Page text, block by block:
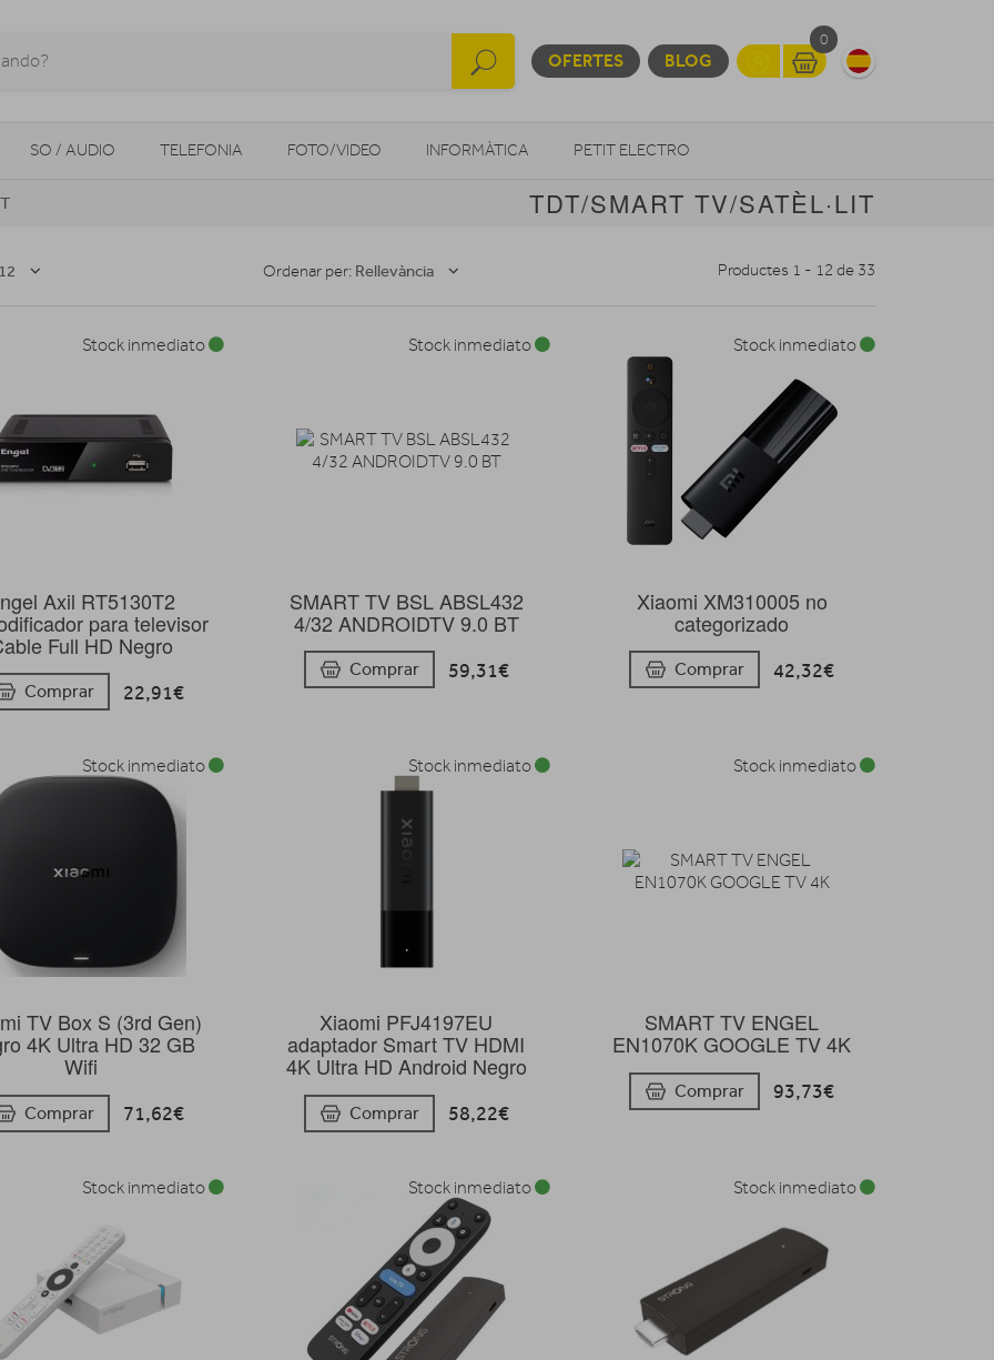
OFERTES BLOG
0
SO / AUDIO TELEFONIA FOTO/VIDEO INFORMÀTICA PETIT ELECTRO
MOBILITAT URBANA OTROS
TDT/SMART TV/SATÈL·LIT
Ordenar per: Rellevància Productes 1 - 12 de 33
Axil RT5130T2
para televisor
Full HD Negro
Comprar 22,91€
Stock inmediato
SMART TV BSL ABSL432
4/32 ANDROIDTV 9.0 BT
Comprar 59,31€
Stock inmediato
Xiaomi XM310005 no
categorizado
Comprar 42,32€
Stock inmediato
TV Box S (3rd Gen)
4K Ultra HD 32 GB
Wifi
Comprar 71,62€
Stock inmediato
Xiaomi PFJ4197EU
adaptador Smart TV HDMI
4K Ultra HD Android Negro
Comprar 58,22€
Stock inmediato
SMART TV ENGEL
EN1070K GOOGLE TV 4K
Comprar 93,73€
Stock inmediato
Stock inmediato Stock inmediato Stock inmediato